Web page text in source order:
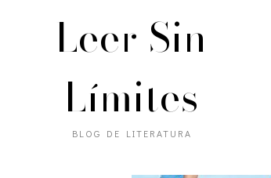
Leer Sin
Límites
BLOG DE LITERATURA